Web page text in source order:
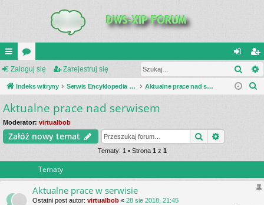
UI
C
K
_L
IN
or
a
al
og
ar
ej
Zaloguj się Zarejestruj się
Indeks witryny Serwis Encyklopedia Uzbrojenia Aktualne prace nad serwisem
Aktualne prace nad serwisem
Moderator: virtualbob
Załóż nowy temat Szukaj
Tematy: 1 • Strona 1 z 1
Tematy
Aktualne prace w serwisie
Ostatni post autor: virtualbob « 28 sie 2018, 21:45